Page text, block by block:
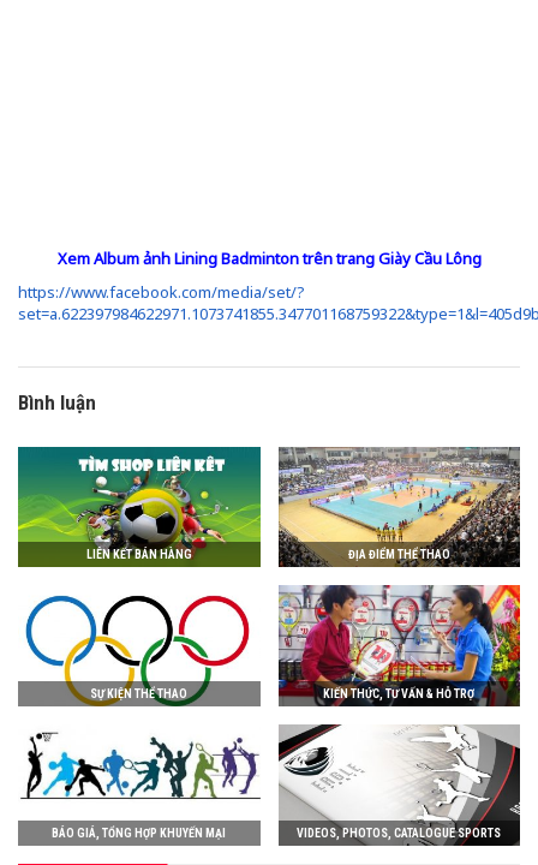
Xem Album ảnh Lining Badminton trên trang Giày Cầu Lông
https://www.facebook.com/media/set/?
Bình luận
LIÊN KẾT BÁN HÀNG ĐỊA ĐIỂM THỂ THAO
SỰ KIỆN THỂ THAO KIẾN THỨC, TƯ VẤN & HỖ TRỢ
BÁO GIÁ, TỔNG HỢP KHUYẾN MẠI VIDEOS, PHOTOS, CATALOGUE SPORTS